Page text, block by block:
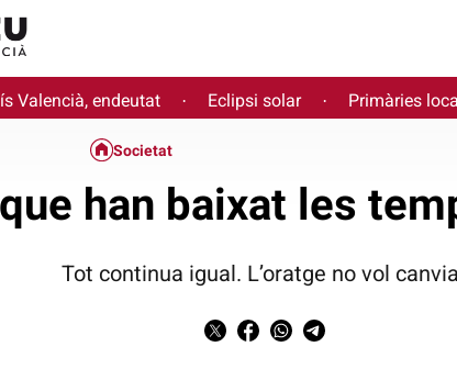
Valencià, endeutat · Eclipsi solar · Primàries
Societat
han baixat les
Tot continua igual. L’oratge no vol